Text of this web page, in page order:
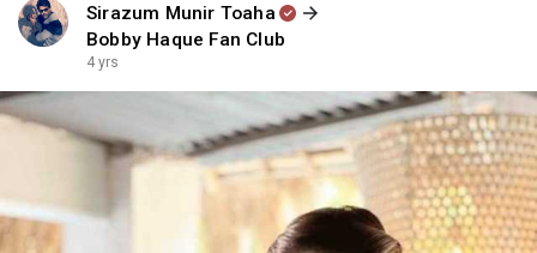
Sirazum Munir Toaha
Bobby Haque Fan Club
4 yrs